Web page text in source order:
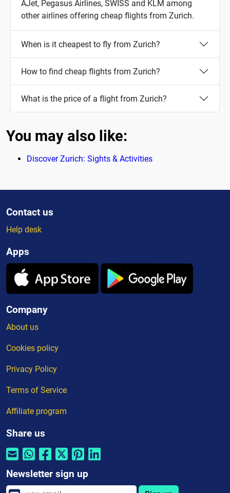
AJet, Pegasus Airlines, SWISS and KLM among
other airlines offering cheap flights from Zurich.
When is it cheapest to fly from Zurich?
How to find cheap flights from Zurich?
What is the price of a flight from Zurich?
You may also like:
Discover Zurich: Sights & Activities
Contact us
Help desk
Apps
Company
About us
Cookies policy
Privacy Policy
Terms of Service
Affiliate program
Share us
Newsletter sign up